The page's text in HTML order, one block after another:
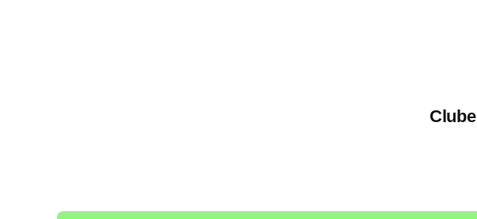
Clube